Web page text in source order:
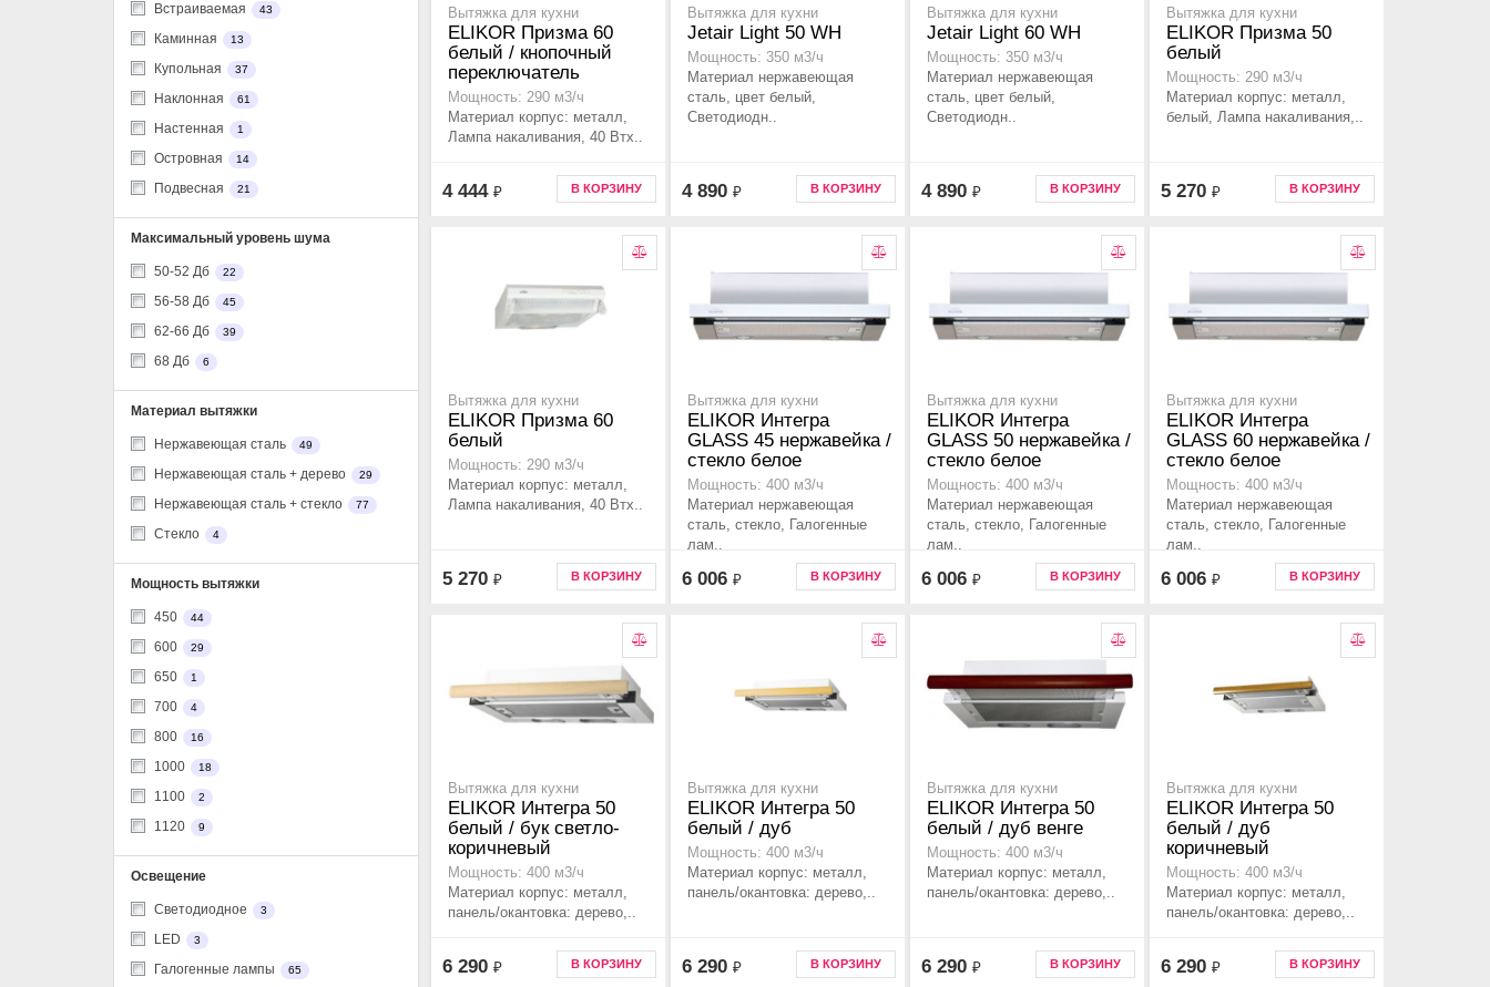
Встраиваемая 43
Каминная 13
Купольная 37
Наклонная 61
Настенная 1
Островная 14
Подвесная 21
Максимальный уровень шума
50-52 Дб 22
56-58 Дб 45
62-66 Дб 39
68 Дб 6
Материал вытяжки
Нержавеющая сталь 49
Нержавеющая сталь + дерево 29
Нержавеющая сталь + стекло 77
Стекло 4
Мощность вытяжки
450 44
600 29
650 1
700 4
800 16
1000 18
1100 2
1120 9
Освещение
Cветодиодное 3
LED 3
Галогенные лампы 65
Вытяжка для кухни
ELIKOR Призма 60
белый / кнопочный
переключатель
Мощность: 290 м3/ч
Материал корпус: металл,
Лампа накаливания, 40 Втx..
4 444 ₽ В КОРЗИНУ
Вытяжка для кухни
Jetair Light 50 WH
Мощность: 350 м3/ч
Материал нержавеющая
сталь, цвет белый,
Светодиодн..
4 890 ₽ В КОРЗИНУ
Вытяжка для кухни
Jetair Light 60 WH
Мощность: 350 м3/ч
Материал нержавеющая
сталь, цвет белый,
Светодиодн..
4 890 ₽ В КОРЗИНУ
Вытяжка для кухни
ELIKOR Призма 50
белый
Мощность: 290 м3/ч
Материал корпус: металл,
белый, Лампа накаливания,..
5 270 ₽ В КОРЗИНУ
Вытяжка для кухни
ELIKOR Призма 60
белый
Мощность: 290 м3/ч
Материал корпус: металл,
Лампа накаливания, 40 Втx..
5 270 ₽ В КОРЗИНУ
Вытяжка для кухни
ELIKOR Интегра
GLASS 45 нержавейка /
стекло белое
Мощность: 400 м3/ч
Материал нержавеющая
сталь, стекло, Галогенные
лам..
6 006 ₽ В КОРЗИНУ
Вытяжка для кухни
ELIKOR Интегра
GLASS 50 нержавейка /
стекло белое
Мощность: 400 м3/ч
Материал нержавеющая
сталь, стекло, Галогенные
лам..
6 006 ₽ В КОРЗИНУ
Вытяжка для кухни
ELIKOR Интегра
GLASS 60 нержавейка /
стекло белое
Мощность: 400 м3/ч
Материал нержавеющая
сталь, стекло, Галогенные
лам..
6 006 ₽ В КОРЗИНУ
Вытяжка для кухни
ELIKOR Интегра 50
белый / бук светло-
коричневый
Мощность: 400 м3/ч
Материал корпус: металл,
панель/окантовка: дерево,..
6 290 ₽ В КОРЗИНУ
Вытяжка для кухни
ELIKOR Интегра 50
белый / дуб
Мощность: 400 м3/ч
Материал корпус: металл,
панель/окантовка: дерево,..
6 290 ₽ В КОРЗИНУ
Вытяжка для кухни
ELIKOR Интегра 50
белый / дуб венге
Мощность: 400 м3/ч
Материал корпус: металл,
панель/окантовка: дерево,..
6 290 ₽ В КОРЗИНУ
Вытяжка для кухни
ELIKOR Интегра 50
белый / дуб
коричневый
Мощность: 400 м3/ч
Материал корпус: металл,
панель/окантовка: дерево,..
6 290 ₽ В КОРЗИНУ